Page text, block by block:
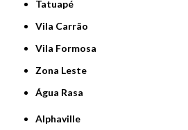
Tatuapé
Vila Carrão
Vila Formosa
Zona Leste
Água Rasa
Alphaville